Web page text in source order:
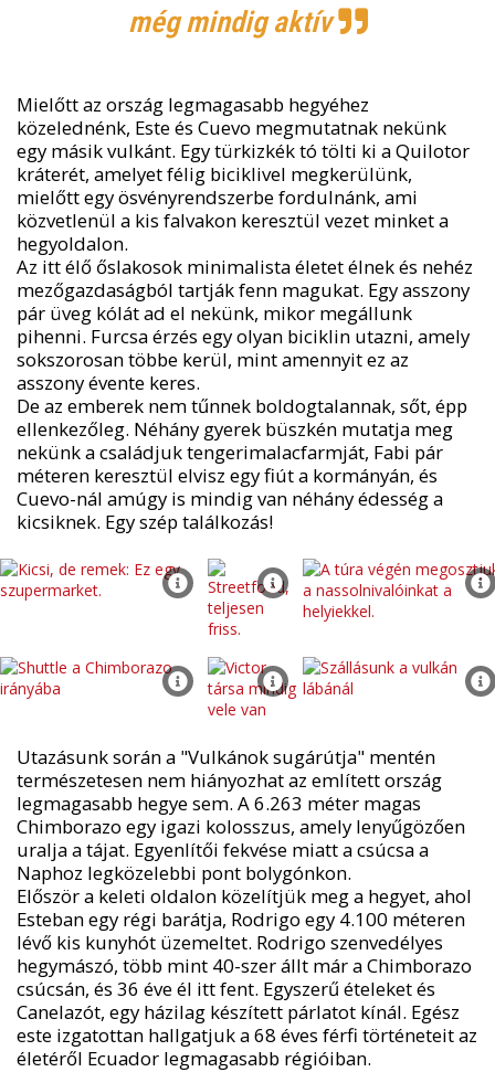
még mindig aktív
Mielőtt az ország legmagasabb hegyéhez
közelednénk, Este és Cuevo megmutatnak nekünk
egy másik vulkánt. Egy türkizkék tó tölti ki a Quilotor
kráterét, amelyet félig biciklivel megkerülünk,
mielőtt egy ösvényrendszerbe fordulnánk, ami
közvetlenül a kis falvakon keresztül vezet minket a
hegyoldalon.
Az itt élő őslakosok minimalista életet élnek és nehéz
mezőgazdaságból tartják fenn magukat. Egy asszony
pár üveg kólát ad el nekünk, mikor megállunk
pihenni. Furcsa érzés egy olyan biciklin utazni, amely
sokszorosan többe kerül, mint amennyit ez az
asszony évente keres.
De az emberek nem tűnnek boldogtalannak, sőt, épp
ellenkezőleg. Néhány gyerek büszkén mutatja meg
nekünk a családjuk tengerimalacfarmját, Fabi pár
méteren keresztül elvisz egy fiút a kormányán, és
Cuevo-nál amúgy is mindig van néhány édesség a
kicsiknek. Egy szép találkozás!
Utazásunk során a "Vulkánok sugárútja" mentén
természetesen nem hiányozhat az említett ország
legmagasabb hegye sem. A 6.263 méter magas
Chimborazo egy igazi kolosszus, amely lenyűgözően
uralja a tájat. Egyenlítői fekvése miatt a csúcsa a
Naphoz legközelebbi pont bolygónkon.
Először a keleti oldalon közelítjük meg a hegyet, ahol
Esteban egy régi barátja, Rodrigo egy 4.100 méteren
lévő kis kunyhót üzemeltet. Rodrigo szenvedélyes
hegymászó, több mint 40-szer állt már a Chimborazo
csúcsán, és 36 éve él itt fent. Egyszerű ételeket és
Canelazót, egy házilag készített párlatot kínál. Egész
este izgatottan hallgatjuk a 68 éves férfi történeteit az
életéről Ecuador legmagasabb régióiban.